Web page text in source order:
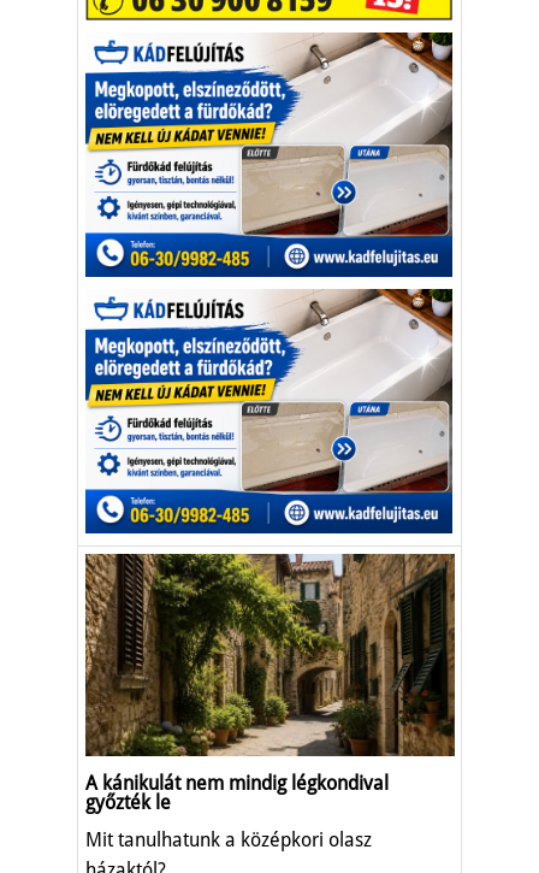
A kánikulát nem mindig légkondival
győzték le
Mit tanulhatunk a középkori olasz